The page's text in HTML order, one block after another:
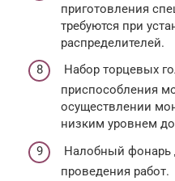
приготовления
требуются при
распределителей.
Набор торцевых
приспособления
осуществлении
низким уровнем
Налобный фонарь
проведения работ.